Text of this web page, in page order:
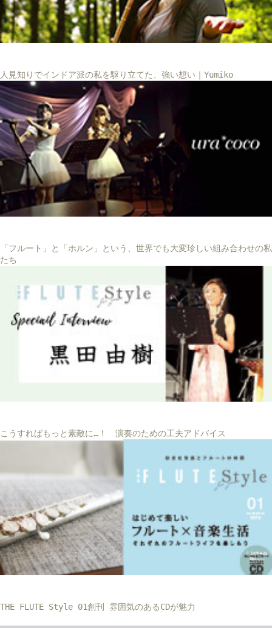
人見知りでインドア派の私を駆り立てた、強い想い｜Yumiko
「フルート」と「ホルン」という、世界でも大変珍しい組み合わせの私
たち
こうすればもっと素敵に…！ 演奏のための工夫アドバイス
THE FLUTE Style 01創刊 雰囲気のあるCDが魅力